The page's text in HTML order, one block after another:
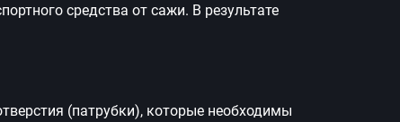
средства от сажи. В результате
(патрубки), которые необходимы